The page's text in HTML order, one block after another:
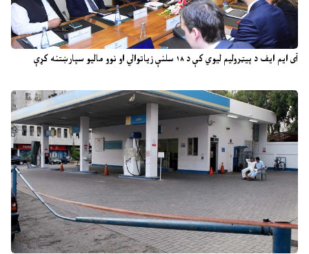
آی ایم ایف د پیټرولیم لیوي کې د ۱۸ سلنې زیاتوالي او نوو مالیو سپارښتنه کړې